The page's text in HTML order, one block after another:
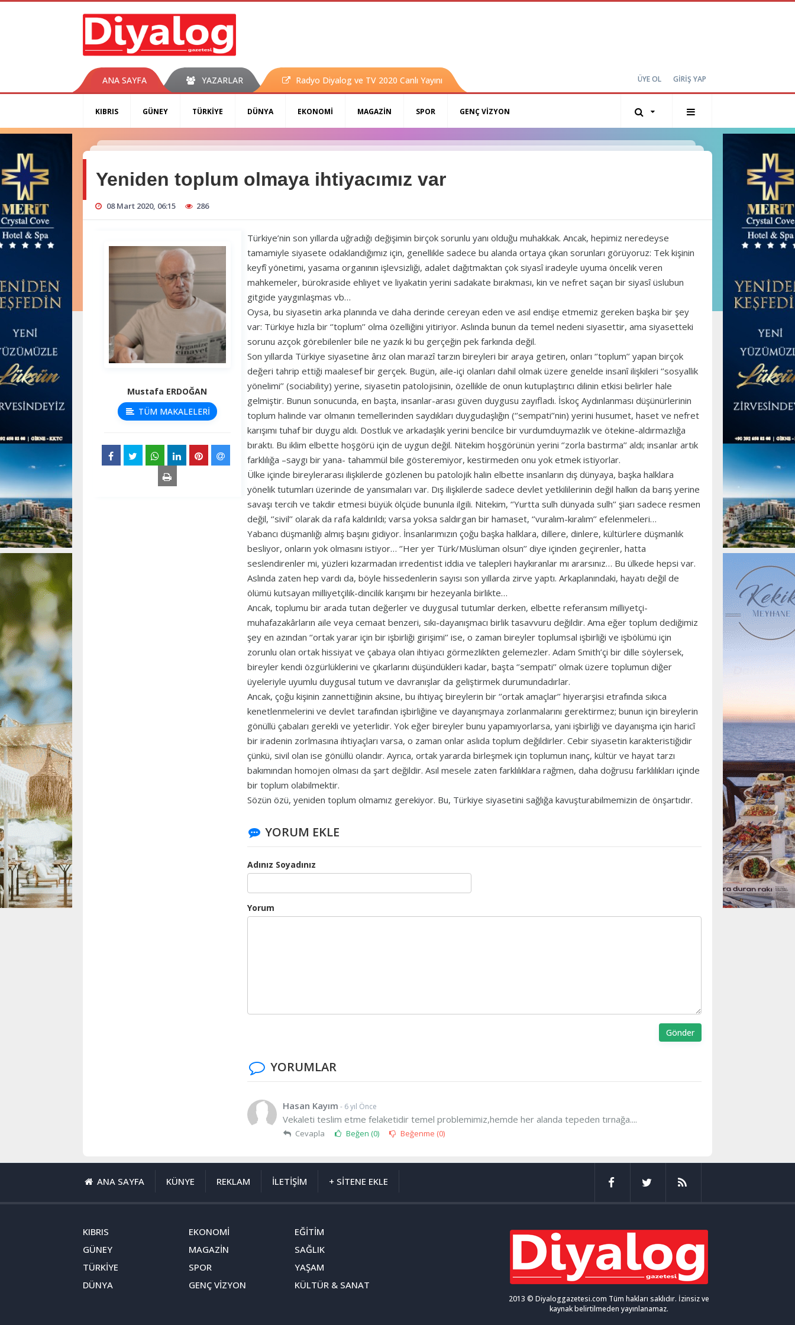
ANA SAYFA YAZARLAR Radyo Diyalog ve TV 2020 Canlı Yayını ÜYE OL GİRİŞ YAP
KIBRIS GÜNEY TÜRKİYE DÜNYA EKONOMİ MAGAZİN SPOR GENÇ VİZYON
Yeniden toplum olmaya ihtiyacımız var
08 Mart 2020, 06:15 286
Mustafa ERDOĞAN
TÜM MAKALELERİ
Türkiye’nin son yıllarda uğradığı değişimin birçok sorunlu yanı olduğu muhakkak. Ancak, hepimiz neredeyse
tamamiyle siyasete odaklandığımız için, genellikle sadece bu alanda ortaya çıkan sorunları görüyoruz: Tek kişinin
keyfî yönetimi, yasama organının işlevsizliği, adalet dağıtmaktan çok siyasî iradeyle uyuma öncelik veren
mahkemeler, bürokraside ehliyet ve liyakatin yerini sadakate bırakması, kin ve nefret saçan bir siyasî üslubun
gitgide yaygınlaşmas vb…
Oysa, bu siyasetin arka planında ve daha derinde cereyan eden ve asıl endişe etmemiz gereken başka bir şey
var: Türkiye hızla bir ‘’toplum’’ olma özelliğini yitiriyor. Aslında bunun da temel nedeni siyasettir, ama siyasetteki
sorunu azçok görebilenler bile ne yazık ki bu gerçeğin pek farkında değil.
Son yıllarda Türkiye siyasetine ârız olan marazî tarzın bireyleri bir araya getiren, onları ‘’toplum’’ yapan birçok
değeri tahrip ettiği maalesef bir gerçek. Bugün, aile-içi olanları dahil olmak üzere genelde insanî ilişkileri ‘’sosyallik
yönelimi’’ (sociability) yerine, siyasetin patolojisinin, özellikle de onun kutuplaştırıcı dilinin etkisi belirler hale
gelmiştir. Bunun sonucunda, en başta, insanlar-arası güven duygusu zayıfladı. İskoç Aydınlanması düşünürlerinin
toplum halinde var olmanın temellerinden saydıkları duygudaşlığın (‘’sempati’’nin) yerini husumet, haset ve nefret
karışımı tuhaf bir duygu aldı. Dostluk ve arkadaşlık yerini bencilce bir vurdumduymazlık ve ötekine-aldırmazlığa
bıraktı. Bu iklim elbette hoşgörü için de uygun değil. Nitekim hoşgörünün yerini ‘’zorla bastırma’’ aldı; insanlar artık
farklılığa –saygı bir yana- tahammül bile gösteremiyor, kestirmeden onu yok etmek istiyorlar.
Ülke içinde bireylerarası ilişkilerde gözlenen bu patolojik halin elbette insanların dış dünyaya, başka halklara
yönelik tutumları üzerinde de yansımaları var. Dış ilişkilerde sadece devlet yetkililerinin değil halkın da barış yerine
savaşı tercih ve takdir etmesi büyük ölçüde bununla ilgili. Nitekim, ‘’Yurtta sulh dünyada sulh’’ şiarı sadece resmen
değil, ‘’sivil’’ olarak da rafa kaldırıldı; varsa yoksa saldırgan bir hamaset, ‘’vuralım-kıralım’’ efelenmeleri…
Yabancı düşmanlığı almış başını gidiyor. İnsanlarımızın çoğu başka halklara, dillere, dinlere, kültürlere düşmanlık
besliyor, onların yok olmasını istiyor… ‘’Her yer Türk/Müslüman olsun’’ diye içinden geçirenler, hatta
seslendirenler mi, yüzleri kızarmadan irredentist iddia ve talepleri haykıranlar mı ararsınız… Bu ülkede hepsi var.
Aslında zaten hep vardı da, böyle hissedenlerin sayısı son yıllarda zirve yaptı. Arkaplanındaki, hayatı değil de
ölümü kutsayan milliyetçilik-dincilik karışımı bir hezeyanla birlikte…
Ancak, toplumu bir arada tutan değerler ve duygusal tutumlar derken, elbette referansım milliyetçi-
muhafazakârların aile veya cemaat benzeri, sıkı-dayanışmacı birlik tasavvuru değildir. Ama eğer toplum dediğimiz
şey en azından ‘’ortak yarar için bir işbirliği girişimi’’ ise, o zaman bireyler toplumsal işbirliği ve işbölümü için
zorunlu olan ortak hissiyat ve çabaya olan ihtiyacı görmezlikten gelemezler. Adam Smith’çi bir dille söylersek,
bireyler kendi özgürlüklerini ve çıkarlarını düşündükleri kadar, başta ‘’sempati’’ olmak üzere toplumun diğer
üyeleriyle uyumlu duygusal tutum ve davranışlar da geliştirmek durumundadırlar.
Ancak, çoğu kişinin zannettiğinin aksine, bu ihtiyaç bireylerin bir ‘’ortak amaçlar’’ hiyerarşisi etrafında sıkıca
kenetlenmelerini ve devlet tarafından işbirliğine ve dayanışmaya zorlanmalarını gerektirmez; bunun için bireylerin
gönüllü çabaları gerekli ve yeterlidir. Yok eğer bireyler bunu yapamıyorlarsa, yani işbirliği ve dayanışma için haricî
bir iradenin zorlmasına ihtiyaçları varsa, o zaman onlar aslıda toplum değildirler. Cebir siyasetin karakteristiğidir
çünkü, sivil olan ise gönüllü olandır. Ayrıca, ortak yararda birleşmek için toplumun inanç, kültür ve hayat tarzı
bakımından homojen olması da şart değildir. Asıl mesele zaten farklılıklara rağmen, daha doğrusu farklılıkları içinde
bir toplum olabilmektir.
Sözün özü, yeniden toplum olmamız gerekiyor. Bu, Türkiye siyasetini sağlığa kavuşturabilmemizin de önşartıdır.
YORUM EKLE
Adınız Soyadınız
Yorum
Gönder
YORUMLAR
Hasan Kayım - 6 yıl Önce
Vekaleti teslim etme felaketidir temel problemimiz,hemde her alanda tepeden tırnağa....
Cevapla Beğen (0) Beğenme (0)
ANA SAYFA KÜNYE REKLAM İLETİŞİM + SİTENE EKLE
KIBRIS
GÜNEY
TÜRKİYE
DÜNYA
EKONOMİ
MAGAZİN
SPOR
GENÇ VİZYON
EĞİTİM
SAĞLIK
YAŞAM
KÜLTÜR & SANAT
2013 © Diyaloggazetesi.com Tüm hakları saklıdır. İzinsiz ve
kaynak belirtilmeden yayınlanamaz.